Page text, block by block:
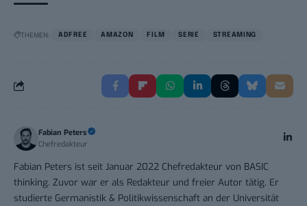
THEMEN: ADFREE AMAZON FILM SERIE STREAMING
Fabian Peters
Chefredakteur
Fabian Peters ist seit Januar 2022 Chefredakteur von BASIC
thinking. Zuvor war er als Redakteur und freier Autor tätig. Er
studierte Germanistik & Politikwissenschaft an der Universität